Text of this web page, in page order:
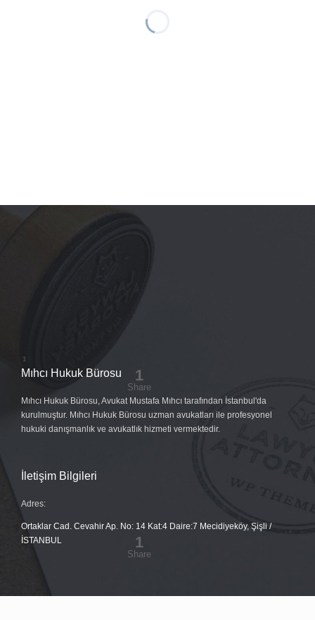
Mıhcı Hukuk Bürosu
Mıhcı Hukuk Bürosu, Avukat Mustafa Mıhcı tarafından İstanbul'da
kurulmuştur. Mıhcı Hukuk Bürosu uzman avukatları ile profesyonel
hukuki danışmanlık ve avukatlık hizmeti vermektedir.
İletişim Bilgileri
Adres:
Ortaklar Cad. Cevahir Ap. No: 14 Kat:4 Daire:7 Mecidiyeköy, Şişli /
İSTANBUL